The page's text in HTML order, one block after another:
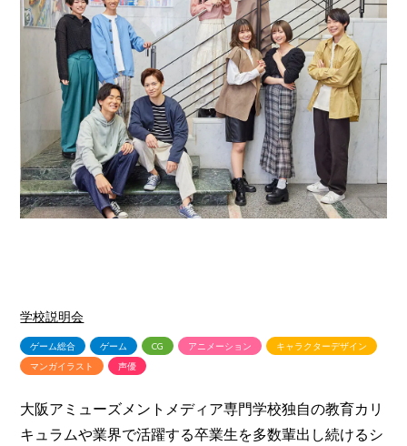
学校説明会
ゲーム総合 ゲーム CG アニメーション
キャラクターデザイン
マンガイラスト
声優
大阪アミューズメントメディア専門学校独自の教育カリ
キュラムや業界で活躍する卒業生を多数輩出し続けるシ